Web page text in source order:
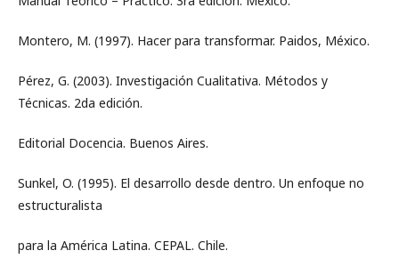
Montero, M. (1997). Hacer para transformar. Paidos, México.
Pérez, G. (2003). Investigación Cualitativa. Métodos y
Técnicas. 2da edición.
Editorial Docencia. Buenos Aires.
Sunkel, O. (1995). El desarrollo desde dentro. Un enfoque no
estructuralista
para la América Latina. CEPAL. Chile.